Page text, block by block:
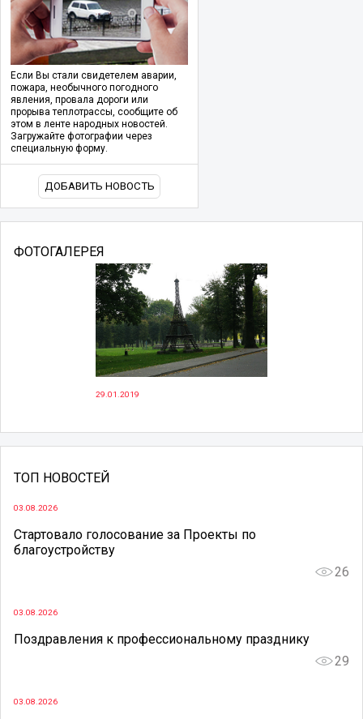
Если Вы стали свидетелем аварии,
пожара, необычного погодного
явления, провала дороги или
прорыва теплотрассы, сообщите об
этом в ленте народных новостей.
Загружайте фотографии через
специальную форму.
ДОБАВИТЬ НОВОСТЬ
ФОТОГАЛЕРЕЯ
29.01.2019
ТОП НОВОСТЕЙ
03.08.2026
Стартовало голосование за Проекты по
благоустройству
26
03.08.2026
Поздравления к профессиональному празднику
29
03.08.2026